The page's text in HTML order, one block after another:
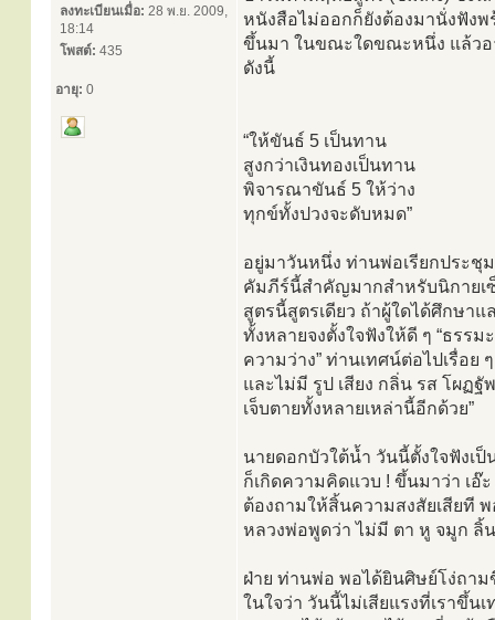
ลงทะเบียนเมื่อ: 28 พ.ย. 2009,
18:14
โพสต์: 435
อายุ: 0
หนังสือไม่ออกก็ยังต้องมานั่งฟังพ
ขึ้นมา ในขณะใดขณะหนึ่ง แล้วอ
ดังนี้
“ให้ขันธ์ 5 เป็นทาน
สูงกว่าเงินทองเป็นทาน
พิจารณาขันธ์ 5 ให้ว่าง
ทุกข์ทั้งปวงจะดับหมด”
อยู่มาวันหนึ่ง ท่านพ่อเรียกประชุ
คัมภีร์นี้สำคัญมากสำหรับนิกายเ
สูตรนี้สูตรเดียว ถ้าผู้ใดได้ศึกษา
ทั้งหลายจงตั้งใจฟังให้ดี ๆ “ธรร
ความว่าง” ท่านเทศน์ต่อไปเรื่อ
และไม่มี รูป เสียง กลิ่น รส โผฏ
เจ็บตายทั้งหลายเหล่านี้อีกด้วย”
นายดอกบัวใต้น้ำ วันนี้ตั้งใจฟังเ
ก็เกิดความคิดแวบ ! ขึ้นมาว่า เอ๊
ต้องถามให้สิ้นความสงสัยเสียที
หลวงพ่อพูดว่า ไม่มี ตา หู จมูก ลิ้
ฝ่าย ท่านพ่อ พอได้ยินศิษย์โง่ถา
ในใจว่า วันนี้ไม่เสียแรงที่เราขึ้